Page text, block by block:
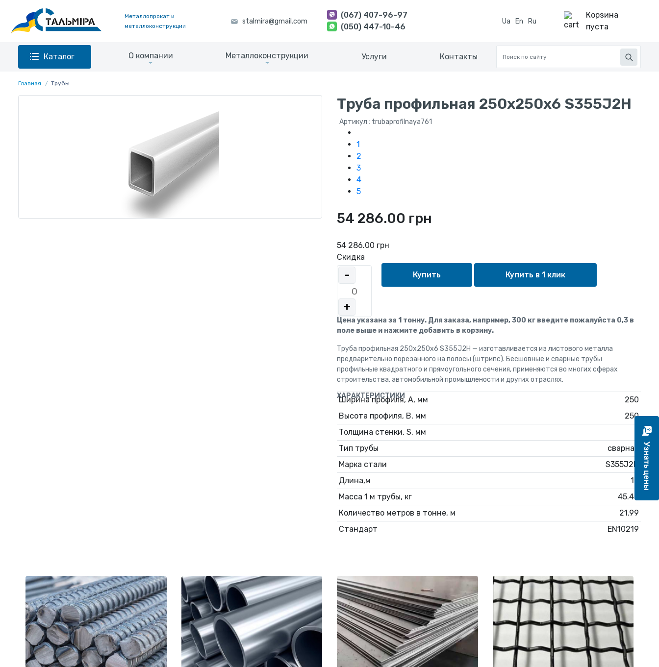
Металлопрокат и
металлоконструкции
(067) 407-96-97
(050) 447-10-46
Ua En Ru
Корзина
пуста
Каталог О компании Металлоконструкции Услуги Контакты
Главная Трубы
Труба профильная 250х250х6 S355J2H
Артикул : trubaprofilnaya761
1
2
3
4
5
54 286.00 грн
54 286.00 грн
Скидка
-
+
Купить в 1 клик
Цена указана за 1 тонну. Для заказа, например, 300 кг введите пожалуйста 0,3 в
поле выше и нажмите добавить в корзину.
Труба профильная 250х250х6 S355J2H — изготавливается из листового металла
предварительно порезанного на полосы (штрипс). Бесшовные и сварные трубы
профильные квадратного и прямоугольного сечения, применяются во многих сферах
строительства, автомобильной промышлености и других отраслях.
ХАРАКТЕРИСТИКИ
Ширина профиля, А, мм
250
Высота профиля, В, мм
250
Толщина стенки, S, мм
Тип трубы
сварная
Марка стали
S355J2H
Длина,м
12
Масса 1 м трубы, кг
45.48
Количество метров в тонне, м
21.99
Стандарт
EN10219